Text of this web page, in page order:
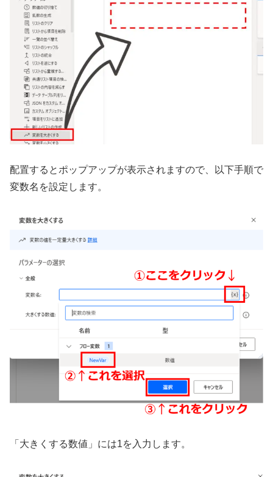
配置するとポップアップが表示されますので、以下手順で
変数名を設定します。
「大きくする数値」には1を入力します。